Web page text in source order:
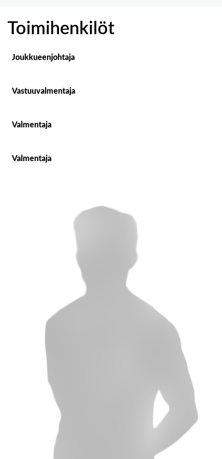
Toimihenkilöt
Joukkueenjohtaja
Vastuuvalmentaja
Valmentaja
Valmentaja